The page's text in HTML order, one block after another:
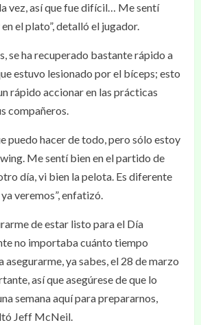
vez, así que fue difícil… Me sentí
el plato”, detalló el jugador.
se ha recuperado bastante rápido a
estuvo lesionado por el bíceps; esto
rápido accionar en las prácticas
compañeros.
puedo hacer de todo, pero sólo estoy
Me sentí bien en el partido de
día, vi bien la pelota. Es diferente
veremos”, enfatizó.
de estar listo para el Día
no importaba cuánto tiempo
asegurarme, ya sabes, el 28 de marzo
así que asegúrese de que lo
semana aquí para prepararnos,
Jeff McNeil.